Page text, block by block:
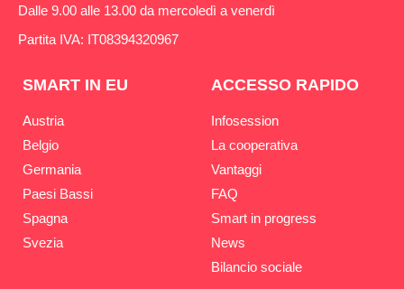
Dalle 9.00 alle 13.00 da mercoledì a venerdì
Partita IVA: IT08394320967
SMART IN EU
Austria
Belgio
Germania
Paesi Bassi
Spagna
Svezia
ACCESSO RAPIDO
Infosession
La cooperativa
Vantaggi
FAQ
Smart in progress
News
Bilancio sociale